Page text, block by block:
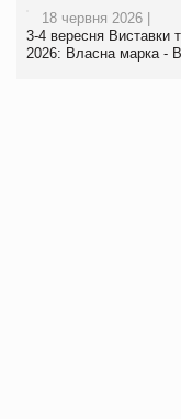
18 червня 2026 |
3-4 вересня Виставки
2026: Власна марка -